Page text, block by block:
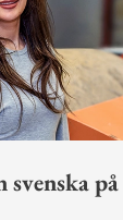
svenska på